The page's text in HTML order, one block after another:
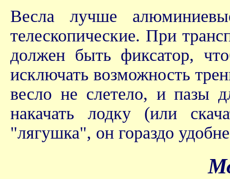
Весла лучше
телескопические. При
должен быть фиксатор,
исключать возможность
весло не слетело, и пазы
накачать лодку (или
"лягушка", он гораздо